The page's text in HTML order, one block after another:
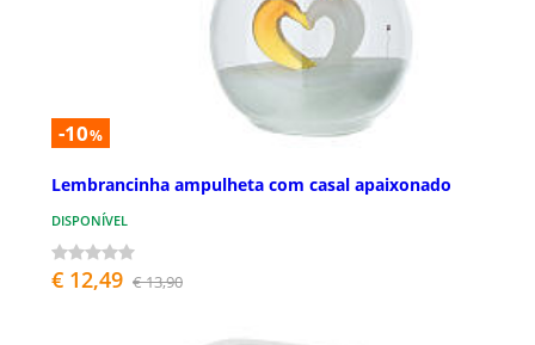
-10%
Lembrancinha ampulheta com casal apaixonado
DISPONÍVEL
€ 12,49 € 13,90